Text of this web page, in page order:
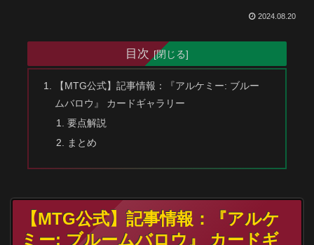
2024.08.20
目次
【MTG公式】記事情報：『アルケミー: ブルー
ムバロウ』 カードギャラリー
要点解説
まとめ
【MTG公式】記事情報：『アルケ
ミー: ブルームバロウ』 カードギ